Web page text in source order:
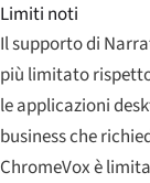
Limiti noti
Il supporto di
più limitato
le applicazioni
business che
ChromeVox è